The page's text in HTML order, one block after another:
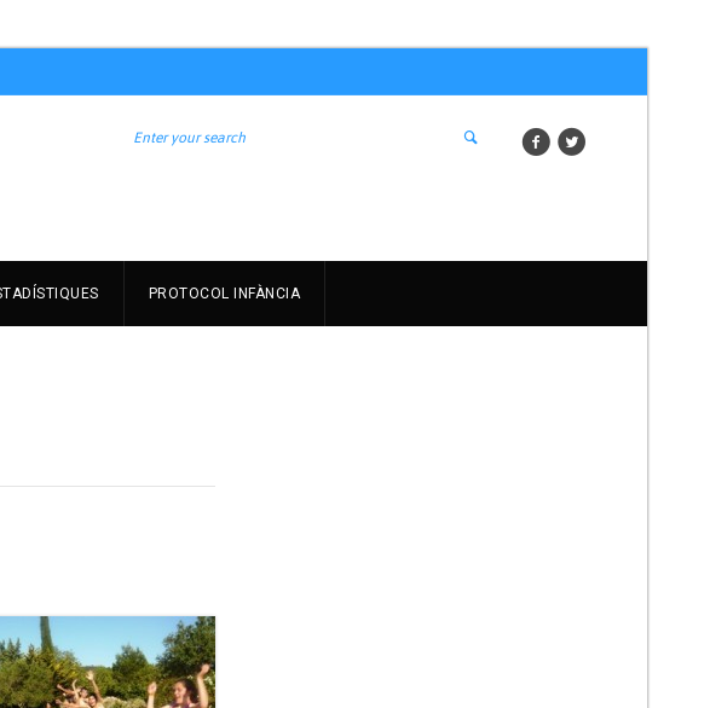
PROTOCOL INFÀNCIA